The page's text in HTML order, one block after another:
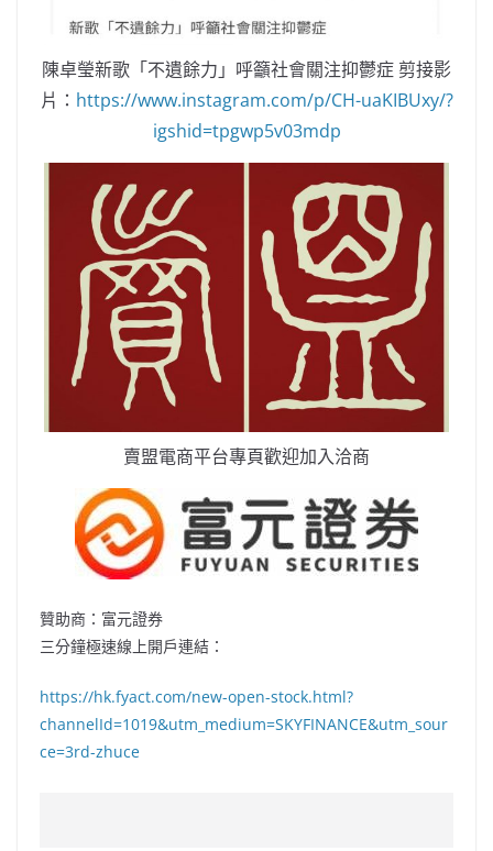
陳卓瑩新歌「不遺餘力」呼籲社會關注抑鬱症 剪接影
片： https://www.instagram.com/p/CH-uaKIBUxy/?
igshid=tpgwp5v03mdp
賣盟電商平台專頁歡迎加入洽商
贊助商：富元證券
三分鐘極速線上開戶連結：
https://hk.fyact.com/new-open-stock.html?
channelId=1019&utm_medium=SKYFINANCE&utm_sour
ce=3rd-zhuce